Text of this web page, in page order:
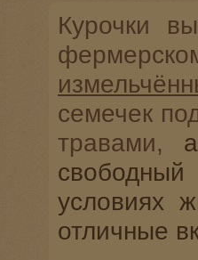
Курочки
семечек
травами, а
условиях
отличные